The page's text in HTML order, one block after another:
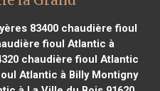
83400 chaudière fioul
fioul Atlantic à
chaudière fioul Atlantic
Atlantic à Billy Montigny